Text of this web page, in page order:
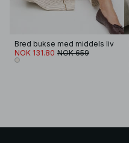
Bred bukse med middels liv
NOK 131.80 NOK 659